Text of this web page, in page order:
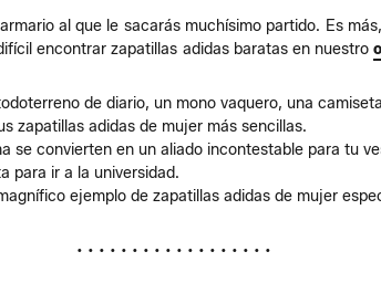
al que le sacarás muchísimo partido. Es
encontrar zapatillas adidas baratas en nuestro
de diario, un mono vaquero, una
zapatillas adidas de mujer más sencillas.
se convierten en un aliado incontestable para tu
para ir a la universidad.
ejemplo de zapatillas adidas de mujer
• • • • • • • • • • • • • • • • • •